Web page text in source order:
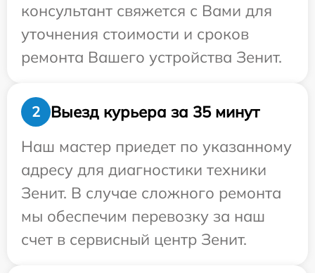
консультант свяжется с Вами для
уточнения стоимости и сроков
ремонта Вашего устройства Зенит.
2
Выезд курьера за 35 минут
Наш мастер приедет по указанному
адресу для диагностики техники
Зенит. В случае сложного ремонта
мы обеспечим перевозку за наш
счет в сервисный центр Зенит.